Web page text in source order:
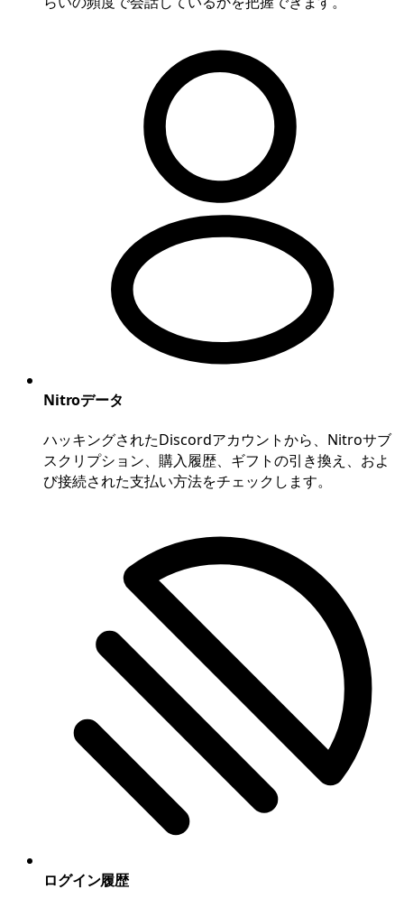
Nitroデータ
ハッキングされたDiscordアカウントから、Nitroサブ
スクリプション、購入履歴、ギフトの引き換え、およ
び接続された支払い方法をチェックします。
ログイン履歴